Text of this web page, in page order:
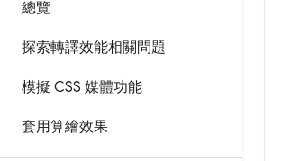
總覽
探索轉譯效能相關問題
模擬 CSS 媒體功能
套用算繪效果